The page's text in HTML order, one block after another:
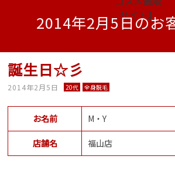
2014年2月5日のお
誕生日☆彡
2014年2月5日 20代 全身脱毛
お名前 M・Y
店舗名 福山店